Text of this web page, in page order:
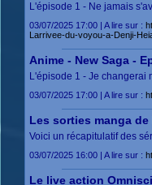
L'épisode 1 - Ne jamais
03/07/2025 17:00 | A lire sur :
Larrivee-du-voyou-a-Denji-
Anime - New Saga -
L'épisode 1 - Je changerai
03/07/2025 17:00 | A lire sur :
Les sorties manga de
Voici un récapitulatif des
03/07/2025 16:00 | A lire sur :
Le live action